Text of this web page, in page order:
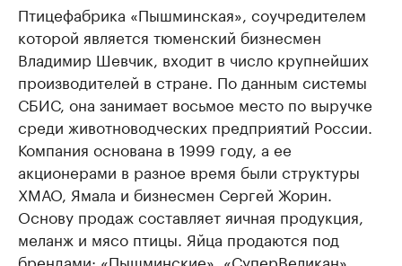
Птицефабрика «Пышминская», соучредителем
которой является тюменский бизнесмен
Владимир Шевчик, входит в число крупнейших
производителей в стране. По данным системы
СБИС, она занимает восьмое место по выручке
среди животноводческих предприятий России.
Компания основана в 1999 году, а ее
акционерами в разное время были структуры
ХМАО, Ямала и бизнесмен Сергей Жорин.
Основу продаж составляет яичная продукция,
меланж и мясо птицы. Яйца продаются под
брендами: «Пышминские», «СуперВеликан»,